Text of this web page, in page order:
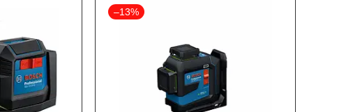
–13%